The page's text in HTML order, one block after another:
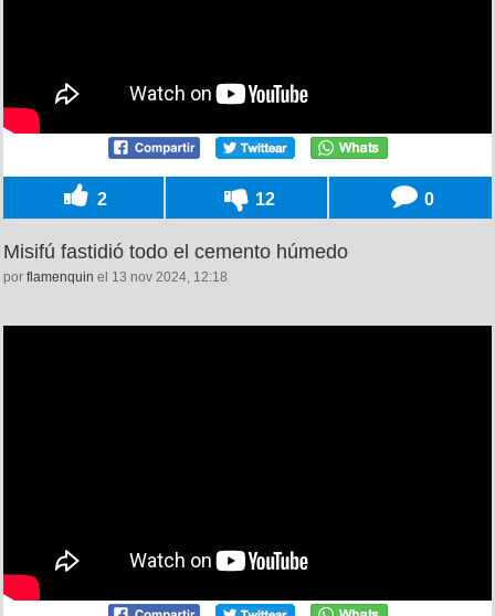
2 12 0
Misifú fastidió todo el cemento húmedo
por flamenquin el 13 nov 2024, 12:18